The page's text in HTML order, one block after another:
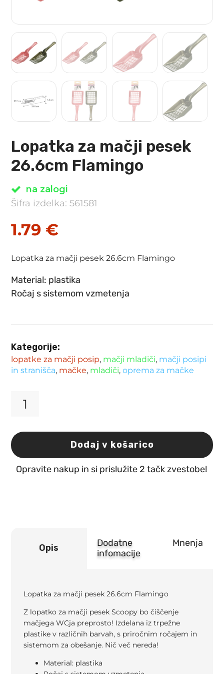
Lopatka za mačji pesek
26.6cm Flamingo
na zalogi
Šifra izdelka: 561581
1.79 €
Lopatka za mačji pesek 26.6cm Flamingo
Material: plastika
Ročaj s sistemom vzmetenja
Kategorije:
lopatke za mačji posip, mačji mladiči, mačji posipi
in stranišča, mačke, mladiči,oprema za mačke
mačji
pesek
26.6cm
Flamingo
količina
Dodaj v košarico
Opravite nakup in si prislužite 2 tačk zvestobe!
Opis
Dodatne
infomacije
Mnenja
Lopatka za mačji pesek 26.6cm Flamingo
Z lopatko za mačji pesek Scoopy bo čiščenje
mačjega WCja preprosto! Izdelana iz trpežne
plastike v različnih barvah, s priročnim ročajem in
sistemom za obešanje. Nič več nereda!
Material: plastika